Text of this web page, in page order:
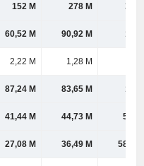
152 M 278 M 325 M
60,52 M 90,92 M 125 M
2,22 M 1,28 M
87,24 M 83,65 M 132 M
41,44 M 44,73 M 51,3 M
27,08 M 36,49 M 58,85 M